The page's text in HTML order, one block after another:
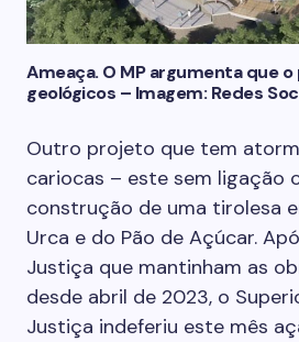
Ameaça. O MP argumenta que
geológicos – Imagem: Redes
Outro projeto que tem
cariocas – este sem ligação
construção de uma tirolesa
Urca e do Pão de Açúcar.
Justiça que mantinham as
desde abril de 2023, o
Justiça indeferiu este mês